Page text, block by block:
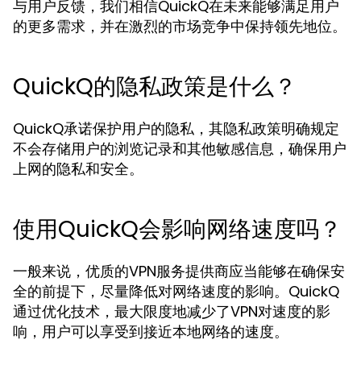
与用户反馈，我们相信QuickQ在未来能够满足用户
的更多需求，并在激烈的市场竞争中保持领先地位。
QuickQ的隐私政策是什么？
QuickQ承诺保护用户的隐私，其隐私政策明确规定
不会存储用户的浏览记录和其他敏感信息，确保用户
上网的隐私和安全。
使用QuickQ会影响网络速度吗？
一般来说，优质的VPN服务提供商应当能够在确保安
全的前提下，尽量降低对网络速度的影响。QuickQ
通过优化技术，最大限度地减少了VPN对速度的影
响，用户可以享受到接近本地网络的速度。